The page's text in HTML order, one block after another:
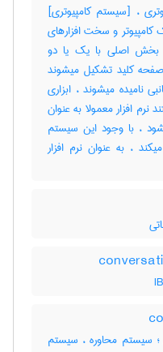
، [سیستم کامپیوتری]
کامپیوتر و سخت افزارهای
بخش اصلی با یک یا دو
کلید تشکیل میشوند
نامیده میشوند ، ابزاری
افزار معمولا به عنوان
، با وجود این سیستم
، به عنوان نرم افزار
؛ سیستم محاوره ، سیستم